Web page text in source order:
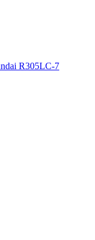
R305LC-7